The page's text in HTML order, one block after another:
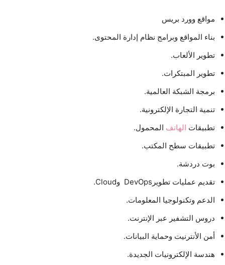
مواقع وورد بريس
بناء المواقع وبرامج نظام إدارة المحتوى.
تطوير الألعاب.
تطوير المبتكرات.
برمجة الشبكة العالمية.
تنمية التجارة الإلكترونية.
تطبيقات الهاتف المحمول.
تطبيقات سطح المكتب.
بوت دردشة.
تقديم عمليات تطويرDevOps وCloud.
الدعم وتكنولوجيا المعلومات.
دروس التشفير عبر الإنترنت.
أمن الأنترنيت وحماية البيانات.
هندسة الإلكترونيات الجديدة.